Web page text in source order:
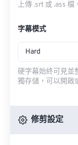
上傳 .srt 或 .ass 檔
字幕模式
Hard
硬字幕始終可見並
獨存儲，可以開啟
修剪設定